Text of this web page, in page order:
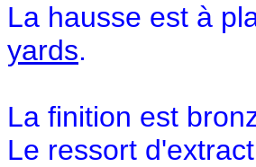
La hausse est à
yards.
La finition est
Le ressort